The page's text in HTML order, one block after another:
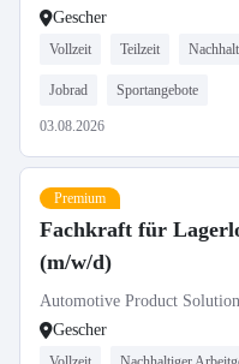
Gescher
Vollzeit Teilzeit
Jobrad Sportangebote
03.08.2026
Premium
Fachkraft für
(m/w/d)
Automotive Product
Gescher